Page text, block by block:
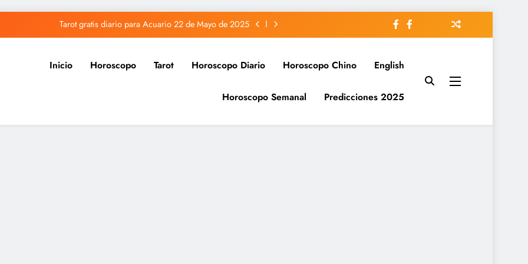
Tarot gratis diario para Acuario 22 de Mayo de 2025
Tarot gratis diario para Sagitario 22 de Mayo de 2025
Tarot gratis diario para Piscis 22 de Mayo de 2025
Inicio Horoscopo Tarot Horoscopo Diario Horoscopo Chino English
Horoscopo Semanal Predicciones 2025